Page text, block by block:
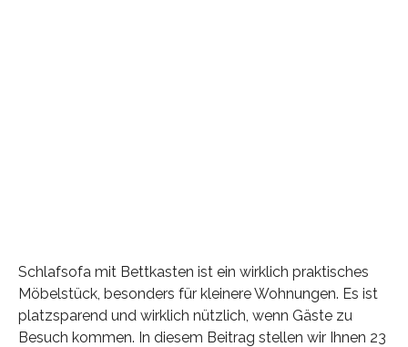
Schlafsofa mit Bettkasten ist ein wirklich praktisches
Möbelstück, besonders für kleinere Wohnungen. Es ist
platzsparend und wirklich nützlich, wenn Gäste zu
Besuch kommen. In diesem Beitrag stellen wir Ihnen 23